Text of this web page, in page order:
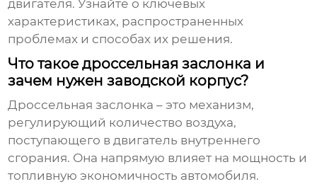
двигателя. Узнайте о ключевых
характеристиках, распространенных
проблемах и способах их решения.
Что такое дроссельная заслонка и
зачем нужен заводской корпус?
Дроссельная заслонка – это механизм,
регулирующий количество воздуха,
поступающего в двигатель внутреннего
сгорания. Она напрямую влияет на мощность и
топливную экономичность автомобиля.